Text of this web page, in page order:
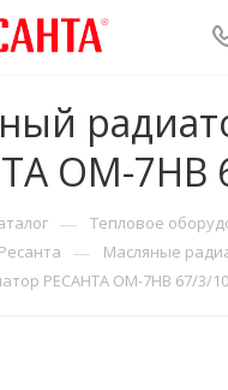
ОМ-7НВ
— Тепловое
— Масляные
РЕСАНТА ОМ-7НВ 67/3/10